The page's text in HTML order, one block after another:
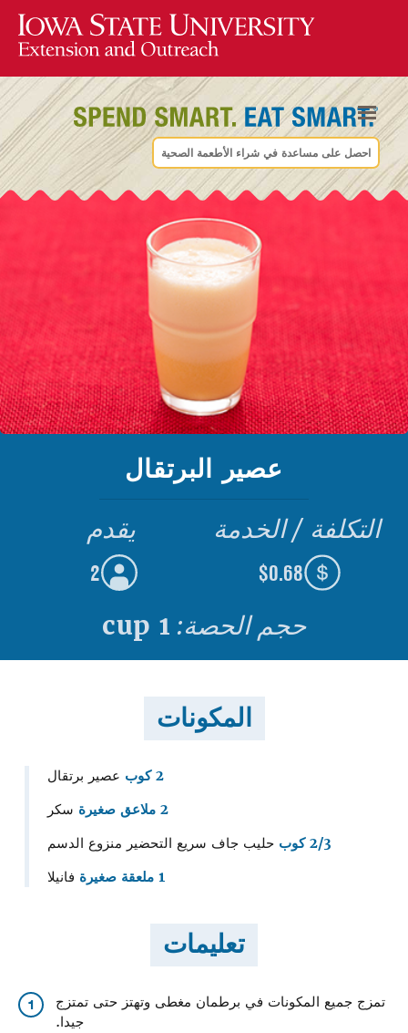
احصل على مساعدة في شراء الأطعمة الصحية
عصير البرتقال
يقدم
2
التكلفة / الخدمة
$0.68
حجم الحصة: 1 cup
المكونات
2 كوب
عصير برتقال
2 ملاعق صغيرة
سكر
2/3 كوب
حليب جاف سريع التحضير منزوع الدسم
1 ملعقة صغيرة
فانيلا
تعليمات
1
تمزج جميع المكونات في برطمان مغطى وتهتز حتى تمتزج
جيدا.